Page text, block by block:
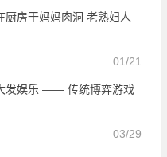
厨房干妈妈肉洞 老熟妇人
01/21
发娱乐 —— 传统博弈游戏
03/29